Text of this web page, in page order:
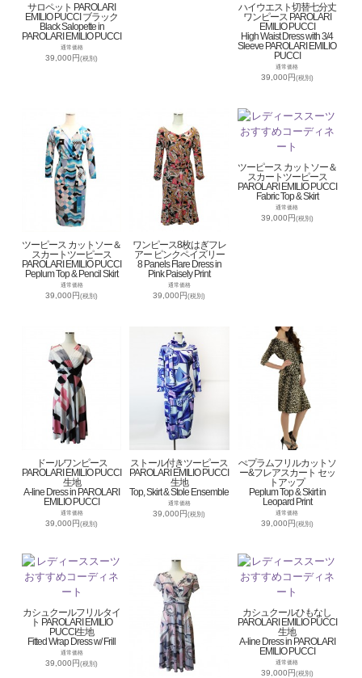
サロペット PAROLARI
EMILIO PUCCI ブラック
Black Salopette in
PAROLARI EMILIO PUCCI
通常価格
39,000円(税別)
ハイウエスト切替七分丈
ワンピース PAROLARI
EMILIO PUCCI
High Waist Dress with 3/4
Sleeve PAROLARI EMILIO
PUCCI
通常価格
39,000円(税別)
ツーピース カットソー＆
スカートツーピース
PAROLARI EMILIO PUCCI
Peplum Top & Pencil Skirt
通常価格
39,000円(税別)
ワンピース8枚はぎフレ
アー ピンクペイズリー
8 Panels Flare Dress in
Pink Paisely Print
通常価格
39,000円(税別)
ツーピース カットソー＆
スカートツーピース
PAROLARI EMILIO PUCCI
Fabric Top & Skirt
通常価格
39,000円(税別)
ドールワンピース
PAROLARI EMILIO PUCCI
生地
A-line Dress in PAROLARI
EMILIO PUCCI
通常価格
39,000円(税別)
ストール付きツーピース
PAROLARI EMILIO PUCCI
生地
Top, Skirt & Stole Ensemble
通常価格
39,000円(税別)
ぺプラムフリルカットソ
ー&フレアスカート セッ
トアップ
Peplum Top & Skirt in
Leopard Print
通常価格
39,000円(税別)
カシュクールフリルタイ
ト PAROLARI EMILIO
PUCCI生地
Fitted Wrap Dress w/ Frill
通常価格
39,000円(税別)
カシュクールひもなし
PAROLARI EMILIO PUCCI
生地
A-line Dress in PAROLARI
EMILIO PUCCI
通常価格
39,000円(税別)